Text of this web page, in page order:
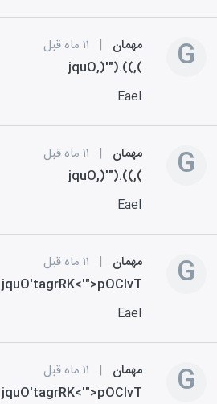
G مهمان | ۱۱ ماه قبل
jquO,)'").((,(
EaeI
G مهمان | ۱۱ ماه قبل
jquO,)'").((,(
EaeI
G مهمان | ۱۱ ماه قبل
jquO'tagrRK<'">pOClvT
EaeI
G مهمان | ۱۱ ماه قبل
jquO'tagrRK<'">pOClvT